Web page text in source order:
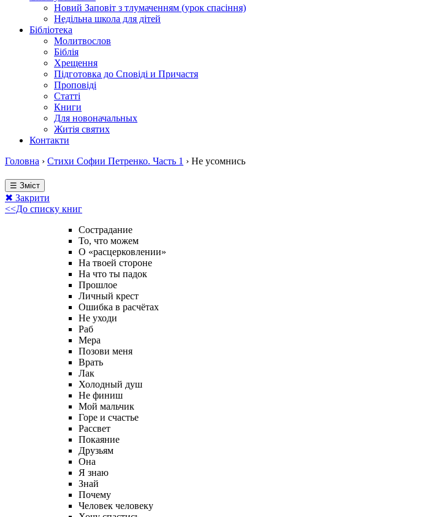
Новий Заповіт з тлумаченням (урок спасіння)
Недільна школа для дітей
Бібліотека
Молитвослов
Біблія
Хрещення
Підготовка до Сповіді и Причастя
Проповіді
Статті
Книги
Для новоначальных
Житія святих
Контакти
Головна › Стихи Софии Петренко. Часть 1 › Не усомнись
☰ Зміст
✖ Закрити
<<До списку книг
Сострадание
То, что можем
О «расцерковлении»
На твоей стороне
На что ты падок
Прошлое
Личный крест
Ошибка в расчётах
Не уходи
Раб
Мера
Позови меня
Врать
Лак
Холодный душ
Не финиш
Мой мальчик
Горе и счастье
Рассвет
Покаяние
Друзьям
Она
Я знаю
Знай
Почему
Человек человеку